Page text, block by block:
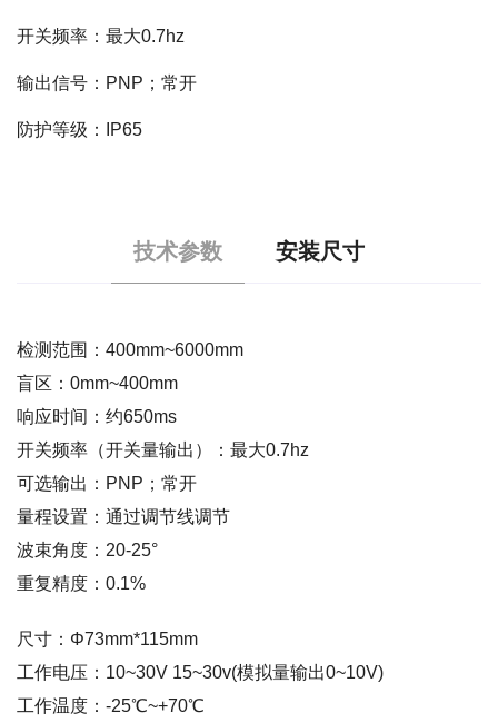
开关频率：最大0.7hz
输出信号：PNP；常开
防护等级：IP65
技术参数 安装尺寸
检测范围：400mm~6000mm
盲区：0mm~400mm
响应时间：约650ms
开关频率（开关量输出）：最大0.7hz
可选输出：PNP；常开
量程设置：通过调节线调节
波束角度：20-25°
重复精度：0.1%
尺寸：Φ73mm*115mm
工作电压：10~30V 15~30v(模拟量输出0~10V)
工作温度：-25℃~+70℃